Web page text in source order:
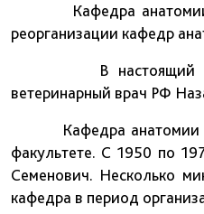
Кафедра анатомии,
реорганизации кафедр
В настоящий момент
ветеринарный врач РФ
Кафедра анатомии
факультете. С 1950 по
Семенович. Несколько
кафедра в период